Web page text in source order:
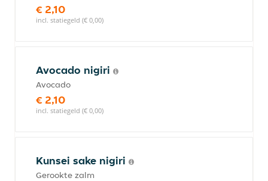
€ 2,10
incl. statiegeld (€ 0,00)
Avocado nigiri
Avocado
€ 2,10
incl. statiegeld (€ 0,00)
Kunsei sake nigiri
Gerookte zalm